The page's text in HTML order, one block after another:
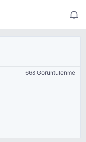
668 Görüntülenme